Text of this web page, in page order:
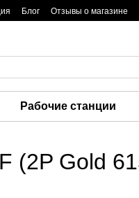
Блог Отзывы о магазине
Рабочие станции
(2P Gold